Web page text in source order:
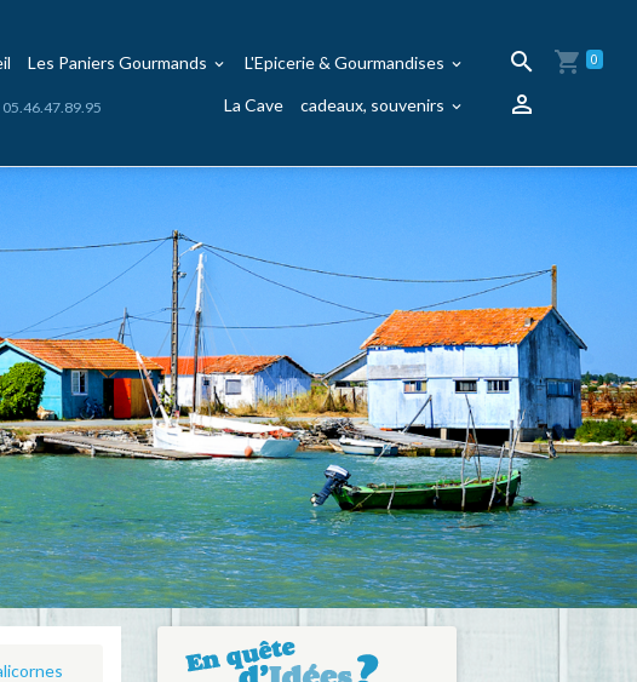
Les Paniers Gourmands L'Epicerie & Gourmandises
La Cave cadeaux, souvenirs
0